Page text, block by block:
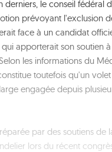
derniers, le conseil fédéral
prévoyant l'exclusion
face à un candidat
apporterait son soutien
les informations du
toutefois qu'un
engagée depuis
par des soutiens de
lors du récent